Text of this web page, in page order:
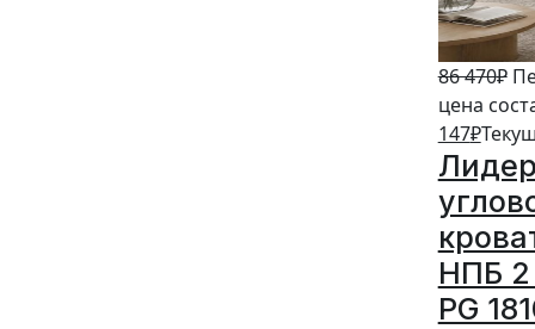
86 470₽
цена
147₽
НПБ 2
PG